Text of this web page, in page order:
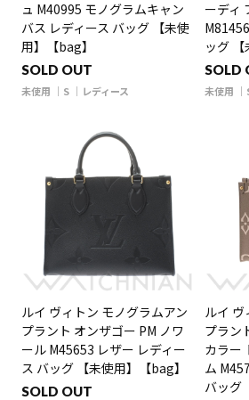
ュ M40995 モノグラムキャン
バス レディース バッグ 【未使
用】【bag】
SOLD OUT
未使用 S レディース
ーディ
ッグ 【
SOLD
未使用
ルイ ヴィトン モノグラムアン
プラント オンザゴー PM ノワ
ール M45653 レザー レディー
ス バッグ 【未使用】【bag】
SOLD OUT
ルイ ヴ
プラン
カラー
ム
バッグ